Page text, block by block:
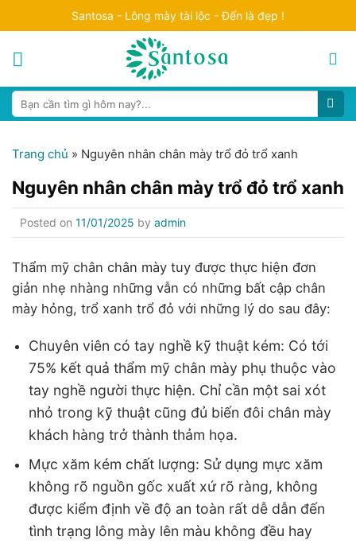
to
content
Santosa - Lông mày tài lộc - Đến là đẹp !
Search
for:
Trang chủ » Nguyên nhân chân mày trổ đỏ trổ xanh
Nguyên nhân chân mày trổ đỏ trổ xanh
Posted on 11/01/2025 by admin
Thẩm mỹ chân chân mày tuy được thực hiện đơn
giản nhẹ nhàng những vẫn có những bất cập chân
mày hỏng, trổ xanh trổ đỏ với những lý do sau đây:
Chuyên viên có tay nghề kỹ thuật kém: Có tới
75% kết quả thẩm mỹ chân mày phụ thuộc vào
tay nghề người thực hiện. Chỉ cần một sai xót
nhỏ trong kỹ thuật cũng đủ biến đôi chân mày
khách hàng trở thành thảm họa.
Mực xăm kém chất lượng: Sử dụng mực xăm
không rõ nguồn gốc xuất xứ rõ ràng, không
được kiểm định về độ an toàn rất dễ dẫn đến
tình trạng lông mày lên màu không đều hay